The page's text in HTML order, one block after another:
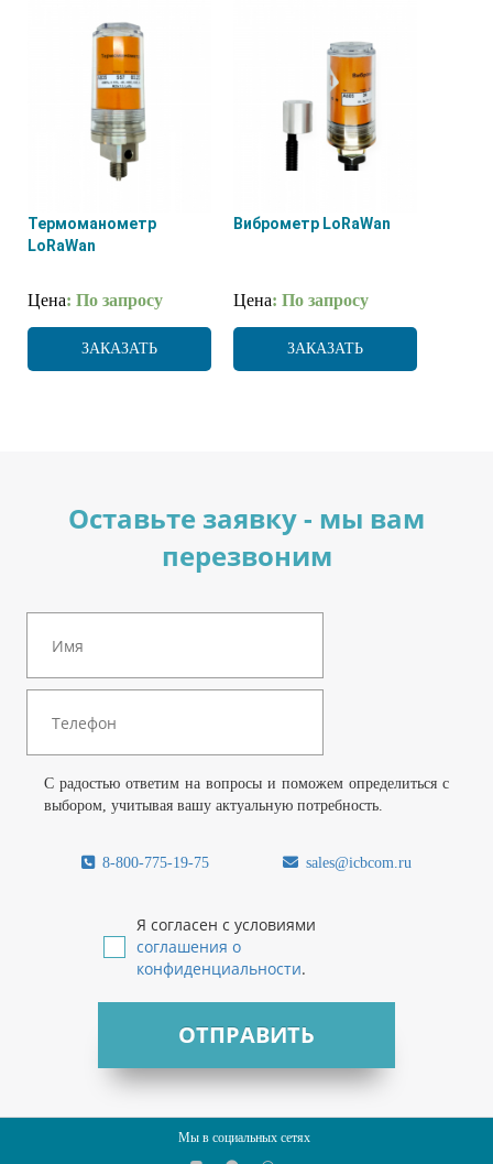
Термоманометр
LoRaWan
Цена: По запросу
ЗАКАЗАТЬ
Виброметр LoRaWan
Цена: По запросу
ЗАКАЗАТЬ
Оставьте заявку - мы вам
перезвоним
С радостью ответим на вопросы и поможем определиться с
выбором, учитывая вашу актуальную потребность.
8-800-775-19-75 sales@icbcom.ru
Я согласен с условиями
соглашения о
конфиденциальности.
ОТПРАВИТЬ
Мы в социальных сетях